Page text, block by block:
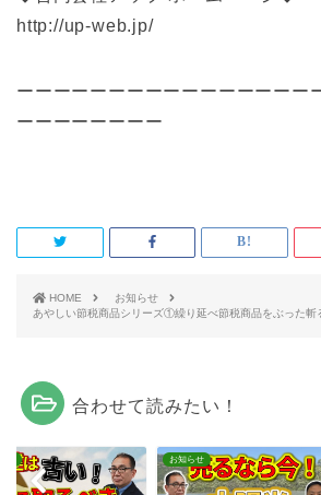
http://up-web.jp/
ーーーーーーーーーーーーーーーー
ーーーーーーーー
HOME
お知らせ
あやしい節税商品シリーズ①繰り延べ節税商品をぶった斬
合わせて読みたい！
お知らせ